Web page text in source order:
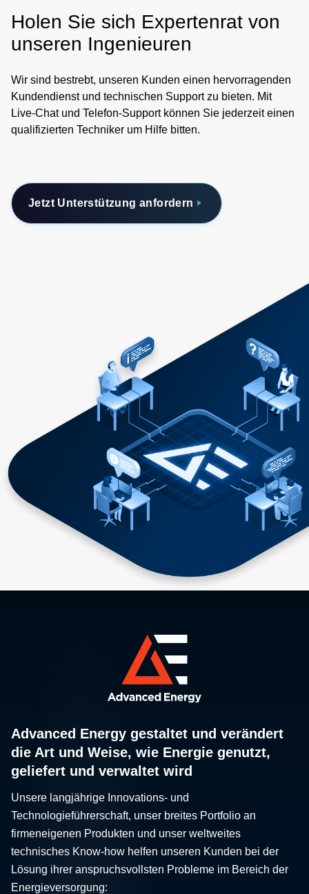
Holen Sie sich Expertenrat von
unseren Ingenieuren
Wir sind bestrebt, unseren Kunden einen hervorragenden
Kundendienst und technischen Support zu bieten. Mit
Live-Chat und Telefon-Support können Sie jederzeit einen
qualifizierten Techniker um Hilfe bitten.
Jetzt Unterstützung anfordern
Advanced Energy gestaltet und verändert
die Art und Weise, wie Energie genutzt,
geliefert und verwaltet wird
Unsere langjährige Innovations- und
Technologieführerschaft, unser breites Portfolio an
firmeneigenen Produkten und unser weltweites
technisches Know-how helfen unseren Kunden bei der
Lösung ihrer anspruchsvollsten Probleme im Bereich der
Energieversorgung: